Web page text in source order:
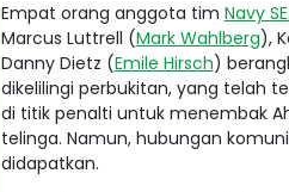
Empat orang anggota tim Navy
Marcus Luttrell (Mark Wahlberg),
Danny Dietz (Emile Hirsch)
dikelilingi perbukitan, yang telah
di titik penalti untuk menembak
telinga. Namun, hubungan
didapatkan.